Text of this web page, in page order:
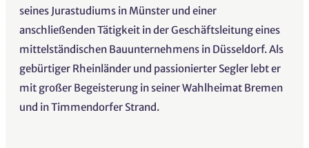
seines Jurastudiums in Münster und einer
anschließenden Tätigkeit in der Geschäftsleitung eines
mittelständischen Bauunternehmens in Düsseldorf. Als
gebürtiger Rheinländer und passionierter Segler lebt er
mit großer Begeisterung in seiner Wahlheimat Bremen
und in Timmendorfer Strand.